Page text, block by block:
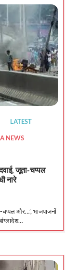
LATEST
NEWS
जूता-चप्पल
नारे
चप्पल और…’, भाजपाजनों